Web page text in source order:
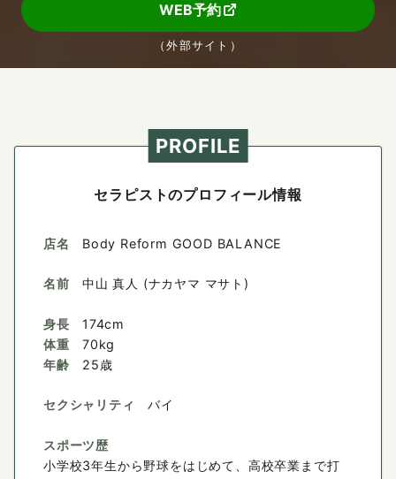
WEB予約
（外部サイト）
PROFILE
セラピストのプロフィール情報
店名 Body Reform GOOD BALANCE
名前 中山 真人 (ナカヤマ マサト)
身長
体重
年齢
174cm
70kg
25歳
セクシャリティ バイ
スポーツ歴
小学校3年生から野球をはじめて、高校卒業まで打